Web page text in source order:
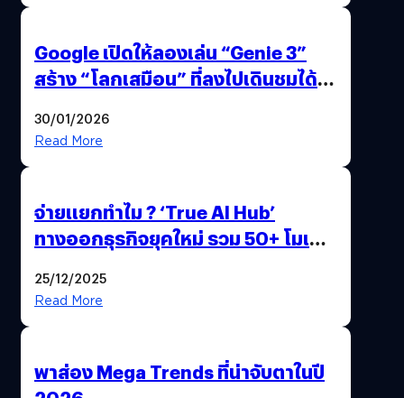
Google เปิดให้ลองเล่น “Genie 3”
สร้าง “โลกเสมือน” ที่ลงไปเดินชมได้
30/01/2026
Read More
จ่ายแยกทำไม ? ‘True AI Hub’
ทางออกธุรกิจยุคใหม่ รวม 50+ โมเดล
25/12/2025
Read More
พาส่อง Mega Trends ที่น่าจับตาในปี